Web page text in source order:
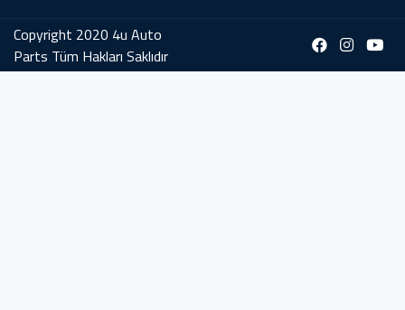
Copyright 2020 4u Auto
Parts Tüm Hakları Saklıdır